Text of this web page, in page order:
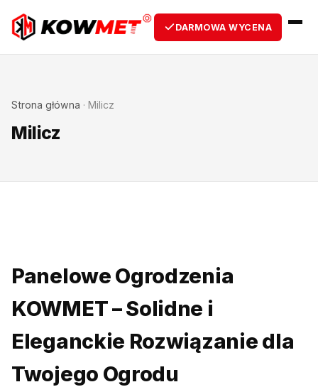
DARMOWA WYCENA
Strona główna · Milicz
Milicz
Panelowe Ogrodzenia
KOWMET – Solidne i
Eleganckie Rozwiązanie dla
Twojego Ogrodu